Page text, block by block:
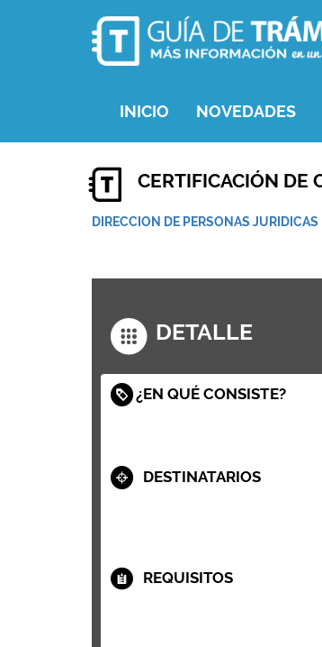
INICIO NOVEDADES
CERTIFICACIÓN DE
DIRECCION DE PERSONAS JURIDICAS
DETALLE
¿EN QUÉ CONSISTE?
DESTINATARIOS
REQUISITOS